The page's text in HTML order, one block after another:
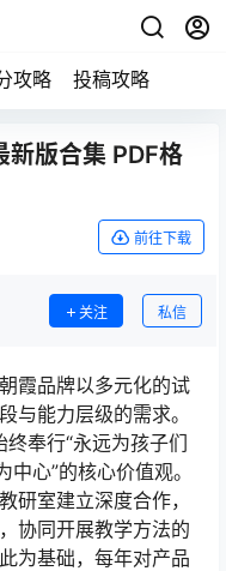
攻略 投稿攻略
新版合集 PDF格
前往下载
关注 私信
霞品牌以多元化的试
与能力层级的需求。
奉行“永远为孩子们
心”的核心价值观。
研室建立深度合作，
协同开展教学方法的
为基础，每年对产品